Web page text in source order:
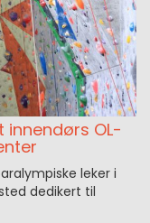
innendørs OL-
leker i
dedikert til